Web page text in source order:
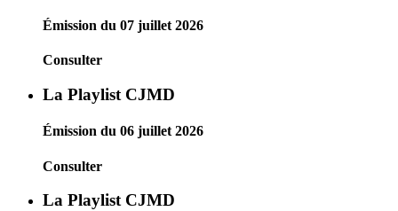
Émission du 07 juillet 2026
Consulter
La Playlist CJMD
Émission du 06 juillet 2026
Consulter
La Playlist CJMD